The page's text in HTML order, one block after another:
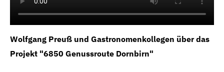
Wolfgang Preuß und Gastronomenkollegen über das
Projekt "6850 Genussroute Dornbirn"